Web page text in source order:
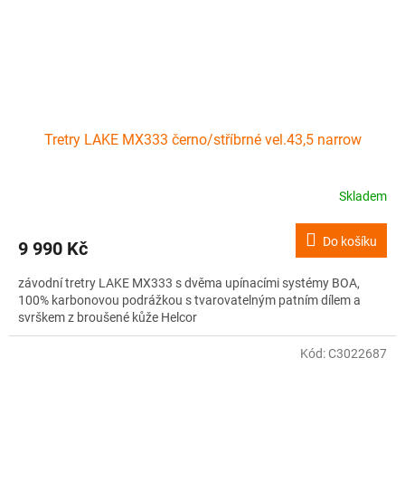
Tretry LAKE MX333 černo/stříbrné vel.43,5 narrow
Skladem
9 990 Kč Do košíku
závodní tretry LAKE MX333 s dvěma upínacími systémy BOA,
100% karbonovou podrážkou s tvarovatelným patním dílem a
svrškem z broušené kůže Helcor
Kód:C3022687